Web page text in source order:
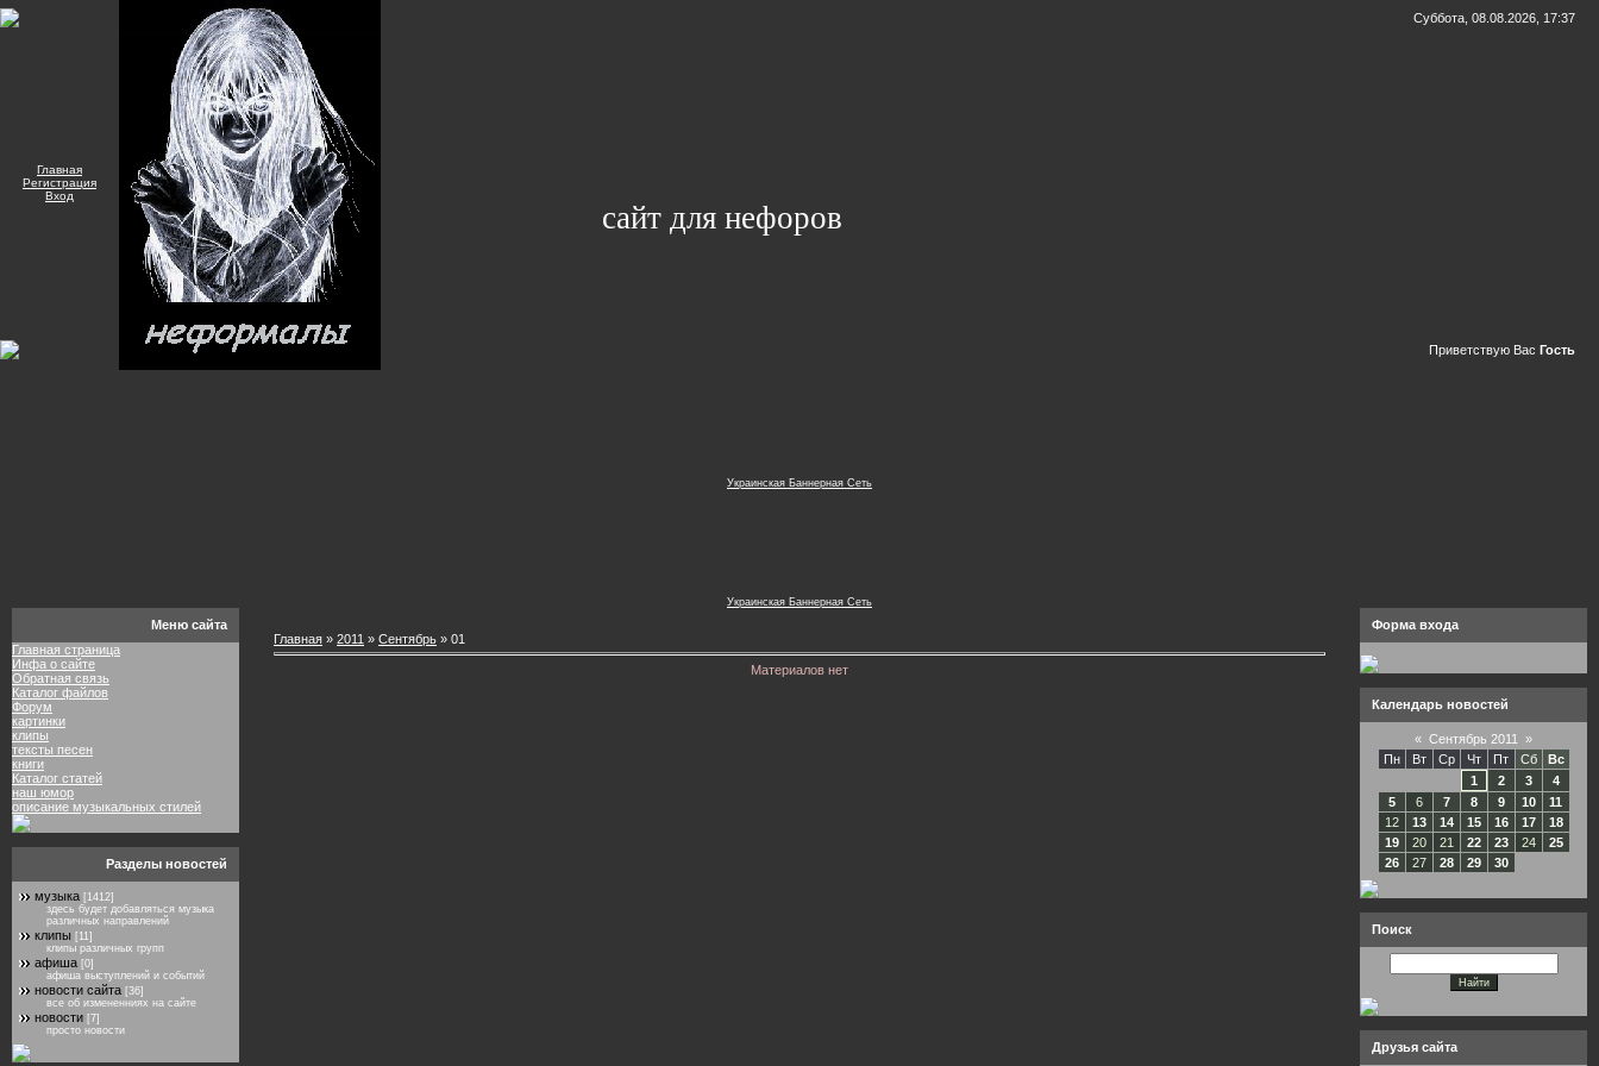
Суббота, 08.08.2026, 17:37
Главная
Регистрация
Вход
сайт для нефоров
Приветствую Вас Гость
Украинская Баннерная Сеть
Украинская Баннерная Сеть
Меню сайта
Главная страница
Инфа о сайте
Обратная связь
Каталог файлов
Форум
картинки
клипы
тексты песен
книги
Каталог статей
наш юмор
описание музыкальных стилей
Разделы новостей
музыка [1412]
здесь будет добавляться музыка
различных направлений
клипы [11]
клипы различных групп
афиша [0]
афиша выступлений и событий
новости сайта [36]
все об измененниях на сайте
новости [7]
просто новости
Главная » 2011 » Сентябрь » 01
Материалов нет
Форма входа
Календарь новостей
« Сентябрь 2011
»
Пн
Вт Ср Чт Пт Сб
Вс
1
2 3
4
5
6 7 8 9 10
11
12
13 14 15 16 17
18
19
20 21 22 23 24
25
26
27 28 29 30
Поиск
Друзья сайта